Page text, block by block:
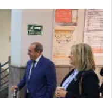
الجامعة
البريطانية
تُعلن
تشكيل
مجلسها
الأكاديمي
الجديد